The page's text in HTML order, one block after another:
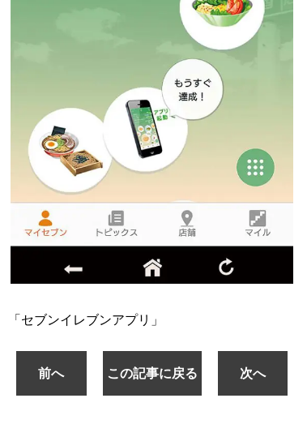
「セブンイレブンアプリ」
前へ この記事に戻る 次へ